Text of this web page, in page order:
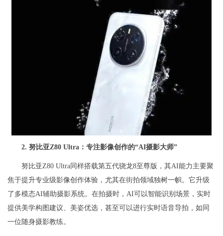
2. 努比亚Z80 Ultra：专注影像创作的“AI摄影大师”
努比亚Z80 Ultra同样搭载第五代骁龙8至尊版，其AI能力主要聚
焦于提升专业级影像创作体验，尤其在街拍领域独树一帜。它升级
了多模态AI辅助摄影系统。在拍摄时，AI可以智能识别场景，实时
提供美学构图建议、美姿优选，甚至可以进行实时语音导拍，如同
一位随身摄影教练。